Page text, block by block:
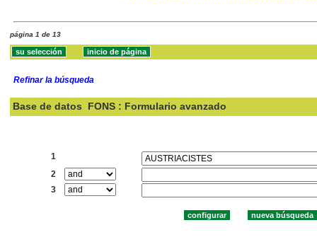
página 1 de 13
Refinar la búsqueda
Base de datos FONS : Formulario avanzado
1
2
3